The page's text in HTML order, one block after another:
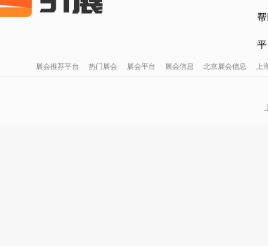
展会推荐平台 热门展会 展会平台 展会信息 北京展会信息 上